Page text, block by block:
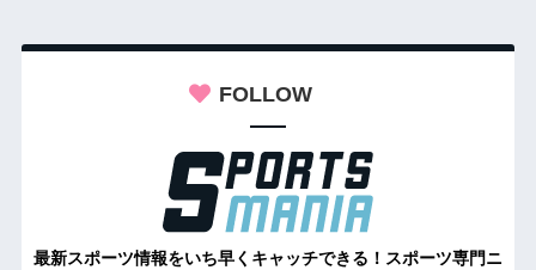
FOLLOW
最新スポーツ情報をいち早くキャッチできる！スポーツ専門ニ